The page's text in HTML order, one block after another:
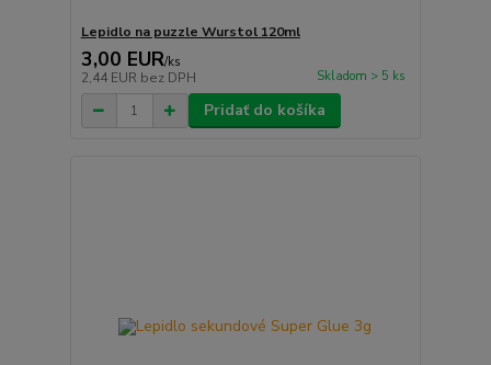
Lepidlo na puzzle Wurstol 120ml
3,00 EUR/ks
2,44 EUR bez DPH Skladom > 5 ks
Pridať do košíka